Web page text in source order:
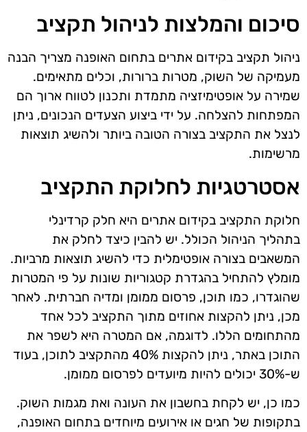
סיכום והמלצות לניהול תקציב
ניהול תקציב בקידום אתרים בתחום האופנה מצריך הבנה
מעמיקה של השוק, מטרות ברורות, וכלים מתאימים.
שמירה על אופטימיזציה מתמדת ותכנון לטווח ארוך הם
המפתחות להצלחה. על ידי ביצוע הצעדים הנכונים, ניתן
לנצל את התקציב בצורה הטובה ביותר ולהשיג תוצאות
מרשימות.
אסטרטגיות לחלוקת התקציב
חלוקת התקציב בקידום אתרים היא חלק קרדינלי
בתהליך הניהול הכולל. יש להבין כיצד לחלק את
המשאבים בצורה אופטימלית כדי להשיג תוצאות מרביות.
מומלץ להתחיל בהגדרת קטגוריות שונות על פי המטרות
שהוגדרו, כמו תוכן, פרסום ממומן ומדיה חברתית. לאחר
מכן, ניתן להקצות אחוזים מתוך התקציב לכל אחד
מהתחומים הללו. לדוגמה, אם המטרה היא לשפר את
התוכן באתר, ניתן להקצות 40% מהתקציב לתוכן, בעוד
ש-30% יכולים להיות מיועדים לפרסום ממומן.
כמו כן, יש לקחת בחשבון את העונה ואת מגמות השוק.
בתקופות של חגים או אירועים מיוחדים בתחום האופנה,